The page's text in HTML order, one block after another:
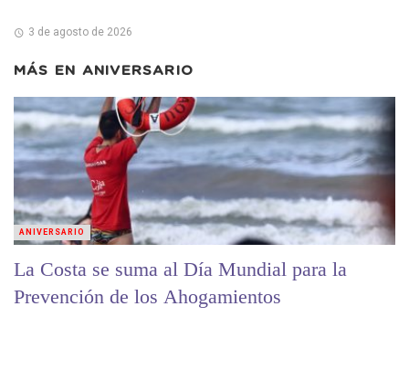
3 de agosto de 2026
MÁS EN ANIVERSARIO
La Costa se suma al Día Mundial para la
Prevención de los Ahogamientos
ANIVERSARIO